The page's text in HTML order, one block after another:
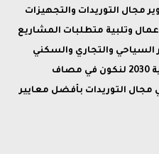
مجال التوريدات والتجهيزات
وتلبية متطلبات المشاريع
السياحي والتجاري والسكني
الذي تشهده المملكة في ظل رؤية 2030 لنكون في مصاف
التوريدات بأفضل معايير